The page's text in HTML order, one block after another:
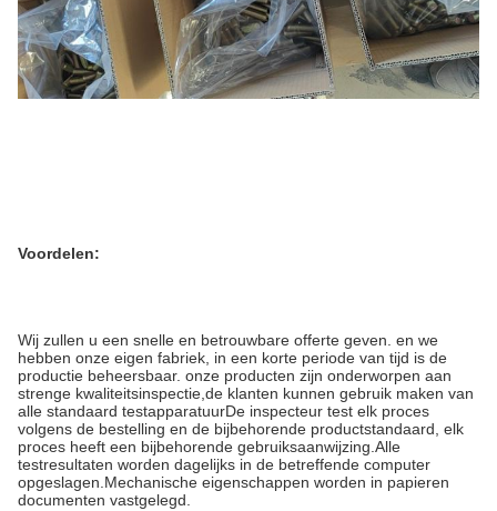
Voordelen:
Wij zullen u een snelle en betrouwbare offerte geven. en we
hebben onze eigen fabriek, in een korte periode van tijd is de
productie beheersbaar. onze producten zijn onderworpen aan
strenge kwaliteitsinspectie,de klanten kunnen gebruik maken van
alle standaard testapparatuurDe inspecteur test elk proces
volgens de bestelling en de bijbehorende productstandaard, elk
proces heeft een bijbehorende gebruiksaanwijzing.Alle
testresultaten worden dagelijks in de betreffende computer
opgeslagen.Mechanische eigenschappen worden in papieren
documenten vastgelegd.